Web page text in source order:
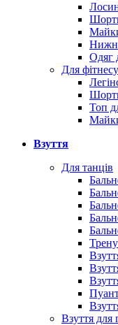
Одяг
Для фітнесу
Топ
Взуття
Для танців
Взуття для